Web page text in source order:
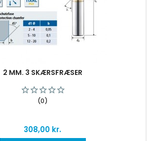
2 MM. 3 SKÆRSFRÆSER
(0)
Pris
308,00 kr.